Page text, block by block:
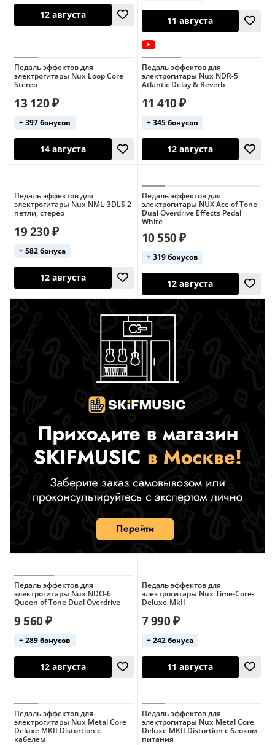
12 августа
11 августа
Педаль эффектов для
электрогитары Nux Loop Core
Stereo
13 120 ₽
+ 397 бонусов
14 августа
Педаль эффектов для
электрогитары Nux NDR-5
Atlantic Delay & Reverb
11 410 ₽
+ 345 бонусов
12 августа
Педаль эффектов для
электрогитары Nux NML-3DLS 2
петли, стерео
19 230 ₽
+ 582 бонуса
Педаль эффектов для
электрогитары NUX Ace of Tone
Dual Overdrive Effects Pedal
White
10 550 ₽
+ 319 бонусов
Педаль эффектов для
электрогитары Nux NDO-6
Queen of Tone Dual Overdrive
9 560 ₽
+ 289 бонусов
Педаль эффектов для
электрогитары Nux Time-Core-
Deluxe-MkII
7 990 ₽
+ 242 бонуса
Педаль эффектов для
электрогитары Nux Metal Core
Deluxe MKII Distortion с
кабелем
Педаль эффектов для
электрогитары Nux Metal Core
Deluxe MKII Distortion с блоком
питания